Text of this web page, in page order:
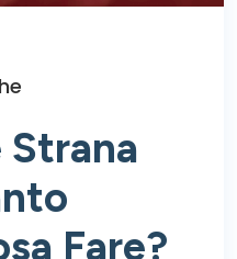
Strana
Fare?​